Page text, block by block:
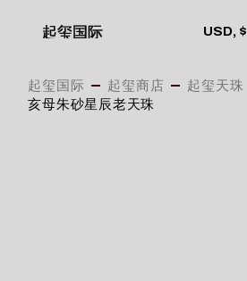
起玺国际 USD, $
起玺国际 起玺商店 起玺天珠
亥母朱砂星辰老天珠